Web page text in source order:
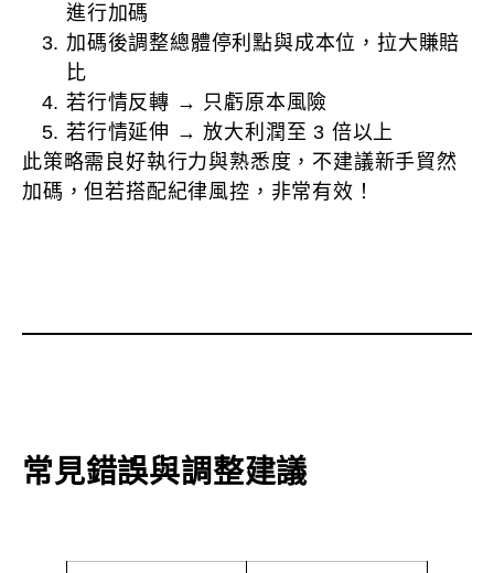
進行加碼
加碼後調整總體停利點與成本位，拉大賺賠
比
若行情反轉 → 只虧原本風險
若行情延伸 → 放大利潤至 3 倍以上
此策略需良好執行力與熟悉度，不建議新手貿然
加碼，但若搭配紀律風控，非常有效！
常見錯誤與調整建議